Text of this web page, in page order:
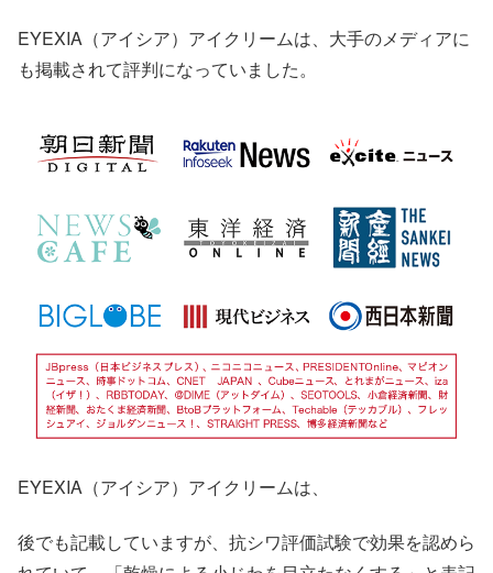
EYEXIA（アイシア）アイクリームは、大手のメディアに
も掲載されて評判になっていました。
EYEXIA（アイシア）アイクリームは、
後でも記載していますが、抗シワ評価試験で効果を認めら